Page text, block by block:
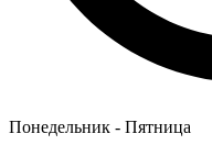
Понедельник - Пятница